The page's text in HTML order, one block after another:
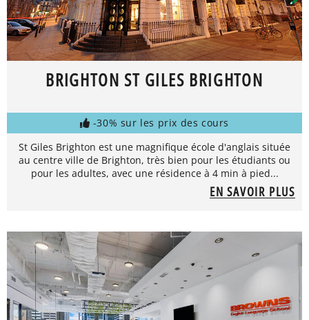
BRIGHTON ST GILES BRIGHTON
-30% sur les prix des cours
St Giles Brighton est une magnifique école d'anglais située
au centre ville de Brighton, très bien pour les étudiants ou
pour les adultes, avec une résidence à 4 min à pied...
EN SAVOIR PLUS